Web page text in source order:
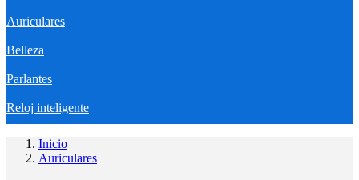
Auriculares
Belleza
Parlantes
Reloj inteligente
Inicio
Auriculares